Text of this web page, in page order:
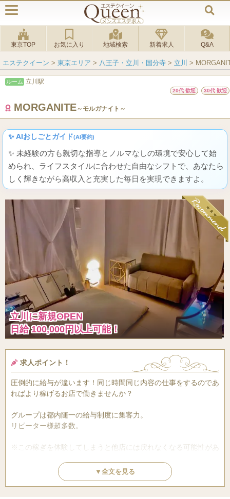
東京TOP お気に入り 地域検索 新着求人 Q&A
エステクイーン > 東京エリア > 八王子・立川・国分寺 > 立川 >
ルーム 立川駅
20代 歓迎 30代 歓迎
MORGANITE～モルガナイト～
✨ AIおしごとガイド(AI要約)
✨ 未経験の方も親切な指導とノルマなしの環境で安心して始
められ、ライフスタイルに合わせた自由なシフトで、あなたら
しく輝きながら高収入と充実した毎日を実現できますよ。
立川に新規OPEN
日給 100,000円以上可能！
求人ポイント！
圧倒的に給与が違います！同じ時間同じ内容の仕事をするのであ
ればより稼げるお店で働きませんか？
グループは都内随一の給与制度に集客力。
リピーター様超多数。
※この稼ぎを体験してしまうと他店には戻れなくなる可能性があ
完全個室待機なので、待機時間を有効に利用できます。
▼全文を見る